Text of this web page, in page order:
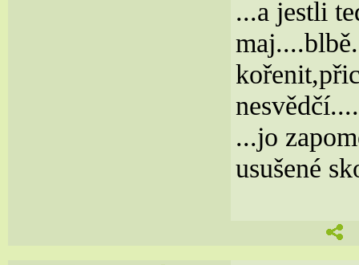
...a jestli
...jo
usušené